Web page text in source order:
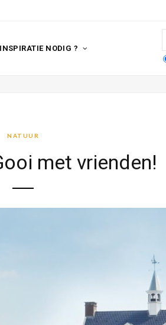
INSPIRATIE NODIG ?
NATUUR
met vrienden!